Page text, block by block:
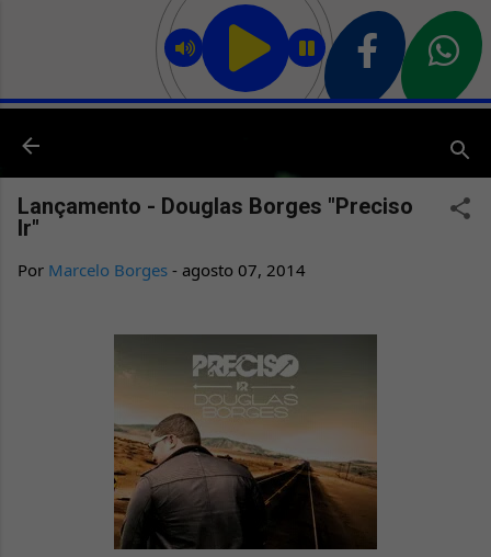
Pular para o conteúdo principal
Lançamento - Douglas Borges "Preciso
Ir"
Por Marcelo Borges - agosto 07, 2014